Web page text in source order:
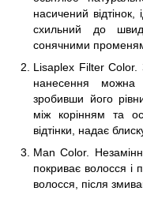
насичений
схильний до
сонячними
Lisaplex Filter Color.
нанесення можна
зробивши його
між корінням та
відтінки, надає
Man Color.
покриває волосся і
волосся, після